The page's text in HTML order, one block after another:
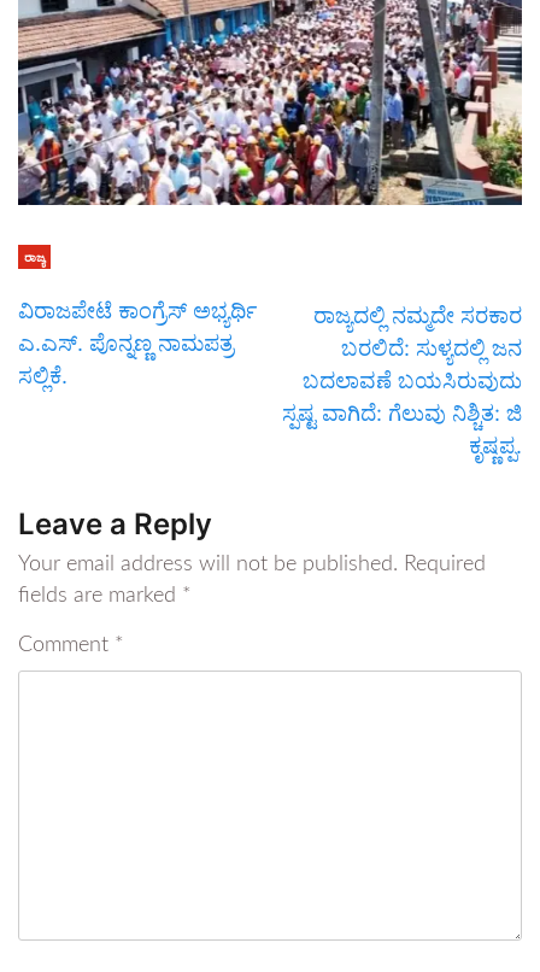
ರಾಜ್ಯ
ವಿರಾಜಪೇಟೆ ಕಾಂಗ್ರೆಸ್ ಅಭ್ಯರ್ಥಿ
ಎ.ಎಸ್. ಪೊನ್ನಣ್ಣ ನಾಮಪತ್ರ
ಸಲ್ಲಿಕೆ.
ರಾಜ್ಯದಲ್ಲಿ ನಮ್ಮದೇ ಸರಕಾರ
ಬರಲಿದೆ: ಸುಳ್ಯದಲ್ಲಿ ಜನ
ಬದಲಾವಣೆ ಬಯಸಿರುವುದು
ಸ್ಪಷ್ಟ ವಾಗಿದೆ: ಗೆಲುವು ನಿಶ್ಚಿತ: ಜಿ
ಕೃಷ್ಣಪ್ಪ.
Leave a Reply
Your email address will not be published. Required
fields are marked *
Comment *